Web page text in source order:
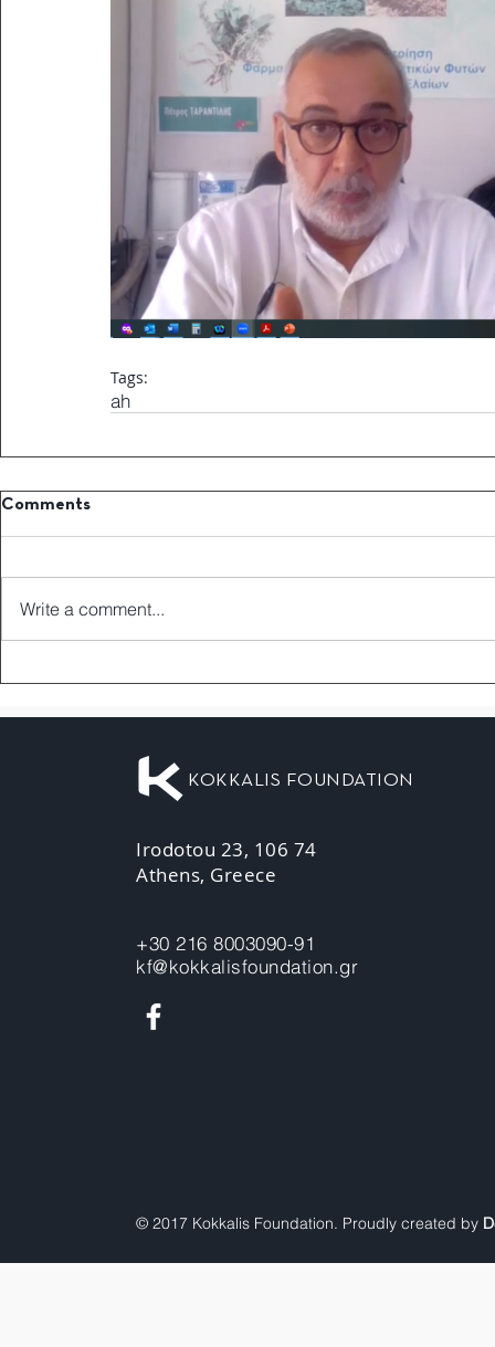
Tags:
ah
Comments
Write a comment...
KOKKALIS FOUNDATION
Irodotou 23, 106 74
Athens, Greece
+30 216 8003090-91
kf@kokkalisfoundation.gr
© 2017 Kokkalis Foundation. Proudly created by